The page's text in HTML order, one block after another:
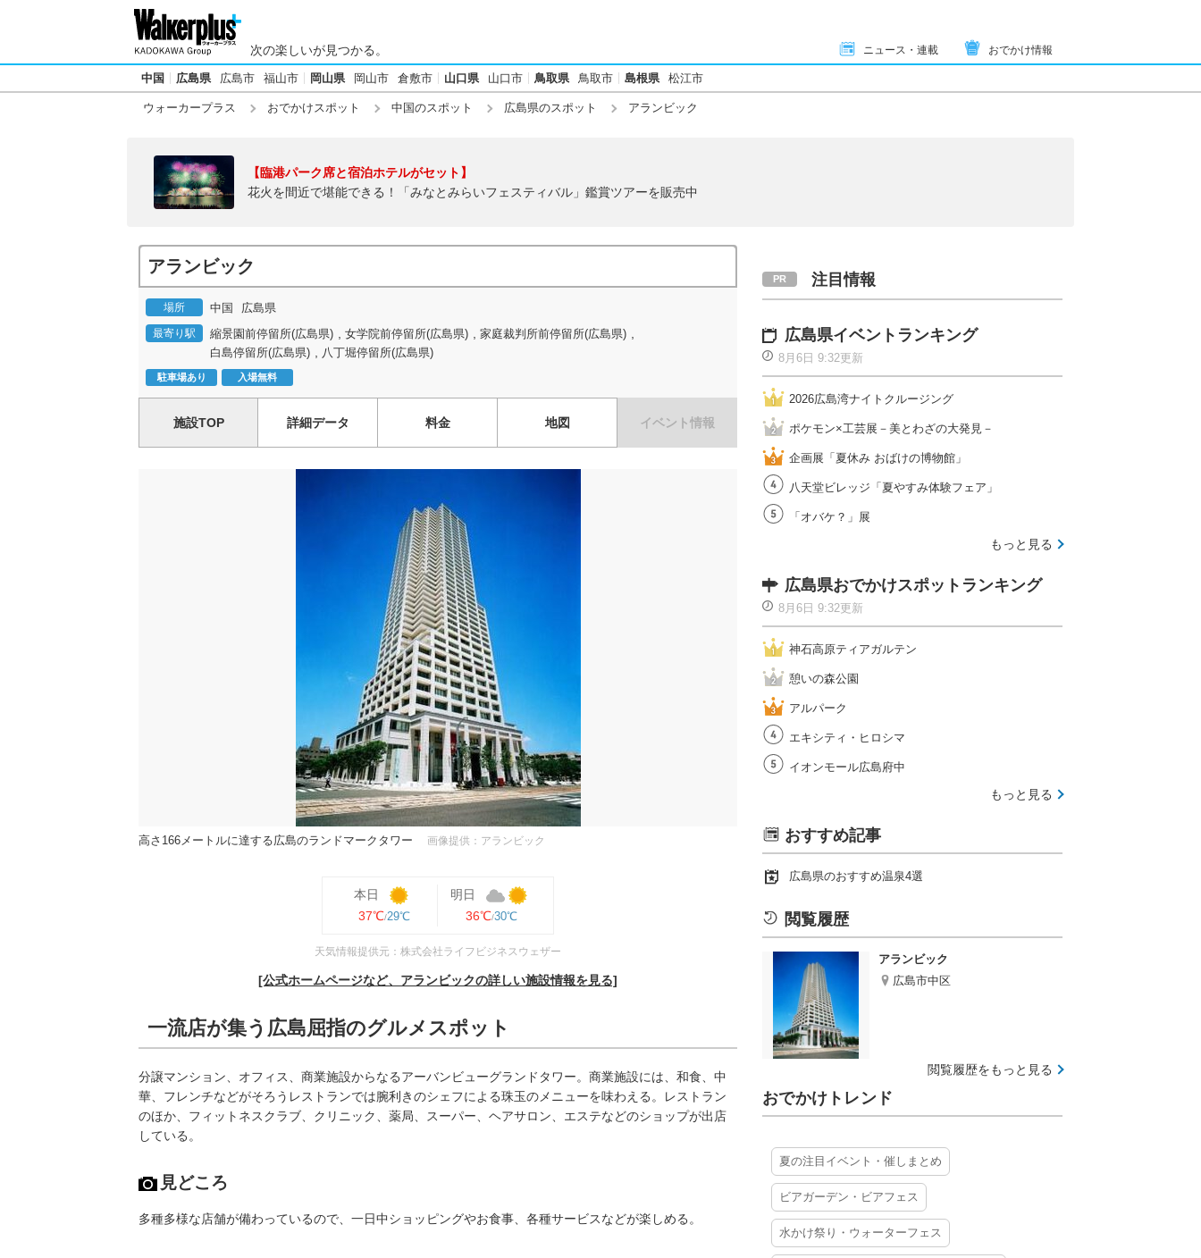
次の楽しいが見つかる。 ニュース・連載 おでかけ情報
中国 広島県 広島市 福山市 岡山県 岡山市 倉敷市 山口県 山口市 鳥取県 鳥取市 島根県 松江市
ウォーカープラス おでかけスポット 中国のスポット 広島県のスポット アランビック
【臨港パーク席と宿泊ホテルがセット】
花火を間近で堪能できる！「みなとみらいフェスティバル」鑑賞ツアーを販売中
アランビック
場所 中国 広島県
最寄り駅 縮景園前停留所(広島県) 女学院前停留所(広島県) 家庭裁判所前停留所(広島県)
白島停留所(広島県) 八丁堀停留所(広島県)
駐車場あり 入場無料
施設TOP 詳細データ 料金 地図 イベント情報
高さ166メートルに達する広島のランドマークタワー 画像提供：アランビック
本日
37℃ 29℃
明日
36℃ 30℃
天気情報提供元：株式会社ライフビジネスウェザー
[公式ホームページなど、アランビックの詳しい施設情報を見る]
一流店が集う広島屈指のグルメスポット
分譲マンション、オフィス、商業施設からなるアーバンビューグランドタワー。商業施設には、和食、中
華、フレンチなどがそろうレストランでは腕利きのシェフによる珠玉のメニューを味わえる。レストラン
のほか、フィットネスクラブ、クリニック、薬局、スーパー、ヘアサロン、エステなどのショップが出店
している。
見どころ
多種多様な店舗が備わっているので、一日中ショッピングやお食事、各種サービスなどが楽しめる。
注目情報
広島県イベントランキング
8月6日 9:32更新
2026広島湾ナイトクルージング
ポケモン×工芸展－美とわざの大発見－
企画展「夏休み おばけの博物館」
八天堂ビレッジ「夏やすみ体験フェア」
「オバケ？」展
もっと見る
広島県おでかけスポットランキング
8月6日 9:32更新
神石高原ティアガルテン
憩いの森公園
アルパーク
エキシティ・ヒロシマ
イオンモール広島府中
もっと見る
おすすめ記事
広島県のおすすめ温泉4選
閲覧履歴
アランビック
広島市中区
閲覧履歴をもっと見る
おでかけトレンド
夏の注目イベント・催しまとめ
ビアガーデン・ビアフェス
水かけ祭り・ウォーターフェス